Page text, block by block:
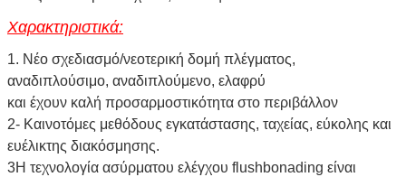
Χαρακτηριστικά:
1. Νέο σχεδιασμό/νεοτερική δομή πλέγματος,
αναδιπλούσιμο, αναδιπλούμενο, ελαφρύ
και έχουν καλή προσαρμοστικότητα στο περιβάλλον
2- Καινοτόμες μεθόδους εγκατάστασης, ταχείας, εύκολης και
ευέλικτης διακόσμησης.
3Η τεχνολογία ασύρματου ελέγχου flushbonading είναι